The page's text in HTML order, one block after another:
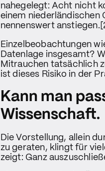
nahegelegt: Acht nicht
einem niederländischen
nennenswert
Einzelbeobachtungen
Datenlage insgesamt?
Mitrauchen tatsächlich
ist dieses Risiko in der
Kann man
Wissenschaft.
Die Vorstellung, allein
zu geraten, klingt für
zeigt: Ganz